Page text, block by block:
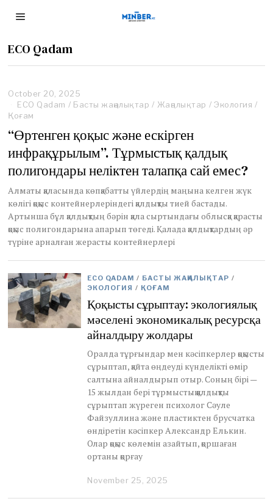
ECO Qadam
October 20, 2025
a
h
9
,
0
2
6
ECO Qadam / Басты жаңалықтар / Жаңалықтар / Экология /
Қоғам
“Өртенген қоқыс және ескірген
инфрақұрылым”. Тұрмыстық қалдық
полигондары неліктен талапқа сай емес?
Алматы қаласында көпқабатты үйлердің маңына келген жүк
көлігі қоқыс контейнерлеріндегі қалдықты тией бастады.
Артынша бұл қалдықтың бәрін қала сыртындағы облысқа қарасты
қоқыс полигондарына апарып төгеді. Қалада қалдықтардың әр
түріне арналған жерасты контейнерлері
ECO QADAM / БАСТЫ ЖАҢАЛЫҚТАР /
ЭКОЛОГИЯ / ҚОҒАМ
Қоқысты сұрыптау: экологиялық
мәселені экономикалық ресурсқа
айналдыру жолдары
Оралда тұрғындар мен кәсіпкерлер қоқысты
сұрыптап, қайта өңдеуді күнделікті өмір
салтына айналдырып отыр. Соның бірі —
15 жылдан бері тұрмыстық қалдықты
сұрыптап жүреген психолог Сәуле
Файзуллина және пластиктен брусчатка
өндіретін кәсіпкер Александр Елькин.
Олар қоқыс көлемін азайтып, қоршаған
ортаны қорғау
November 25, 2025